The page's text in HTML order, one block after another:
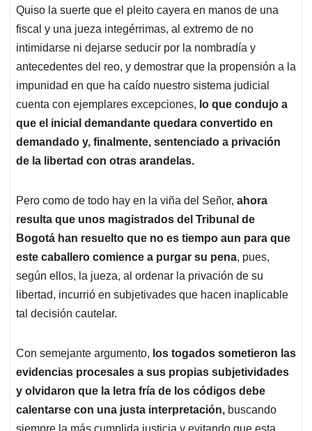
Quiso la suerte que el pleito cayera en manos de una
fiscal y una jueza integérrimas, al extremo de no
intimidarse ni dejarse seducir por la nombradía y
antecedentes del reo, y demostrar que la propensión a la
impunidad en que ha caído nuestro sistema judicial
cuenta con ejemplares excepciones, lo que condujo a
que el inicial demandante quedara convertido en
demandado y, finalmente, sentenciado a privación
de la libertad con otras arandelas.
Pero como de todo hay en la viña del Señor, ahora
resulta que unos magistrados del Tribunal de
Bogotá han resuelto que no es tiempo aun para que
este caballero comience a purgar su pena, pues,
según ellos, la jueza, al ordenar la privación de su
libertad, incurrió en subjetivades que hacen inaplicable
tal decisión cautelar.
Con semejante argumento, los togados sometieron las
evidencias procesales a sus propias subjetividades
y olvidaron que la letra fría de los códigos debe
calentarse con una justa interpretación, buscando